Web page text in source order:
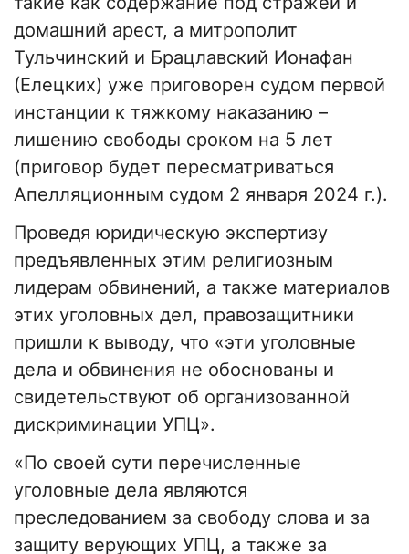
домашний арест, а митрополит
Тульчинский и Брацлавский Ионафан
(Елецких) уже приговорен судом первой
инстанции к тяжкому наказанию –
лишению свободы сроком на 5 лет
(приговор будет пересматриваться
Апелляционным судом 2 января 2024 г.).
Проведя юридическую экспертизу
предъявленных этим религиозным
лидерам обвинений, а также материалов
этих уголовных дел, правозащитники
пришли к выводу, что «эти уголовные
дела и обвинения не обоснованы и
свидетельствуют об организованной
дискриминации УПЦ».
«По своей сути перечисленные
уголовные дела являются
преследованием за свободу слова и за
защиту верующих УПЦ, а также за